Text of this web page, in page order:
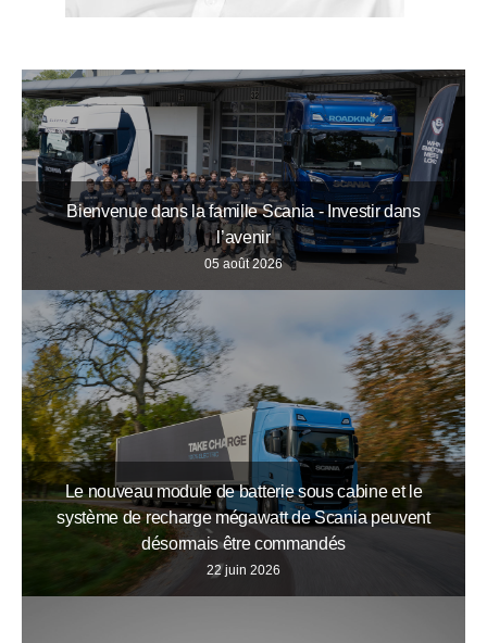
Bienvenue dans la famille Scania - Investir dans
l’avenir
05 août 2026
Le nouveau module de batterie sous cabine et le
système de recharge mégawatt de Scania peuvent
désormais être commandés
22 juin 2026